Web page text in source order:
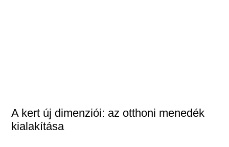
A kert új dimenziói: az otthoni menedék
kialakítása